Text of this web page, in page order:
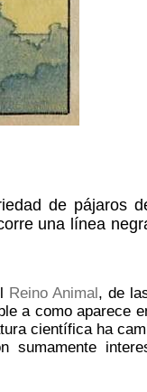
de pájaros
una línea
Reino Animal, de
a como aparece
científica ha